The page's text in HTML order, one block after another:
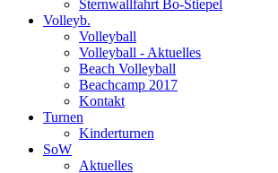
Sternwallfahrt Bo-Stiepel
Volleyb.
Volleyball
Volleyball - Aktuelles
Beach Volleyball
Beachcamp 2017
Kontakt
Turnen
Kinderturnen
SoW
Aktuelles